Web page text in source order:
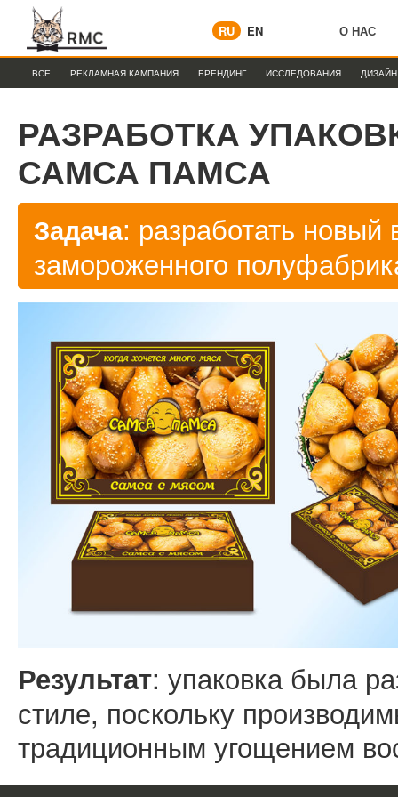
EN
RU О НАС
ВСЕ РЕКЛАМНАЯ КАМПАНИЯ БРЕНДИНГ ИССЛЕДОВАНИЯ ДИЗАЙН
РАЗРАБОТКА
САМСА ПАМСА
Задача: разработать новый
замороженного
Результат: упаковка была
стиле, поскольку
традиционным угощением